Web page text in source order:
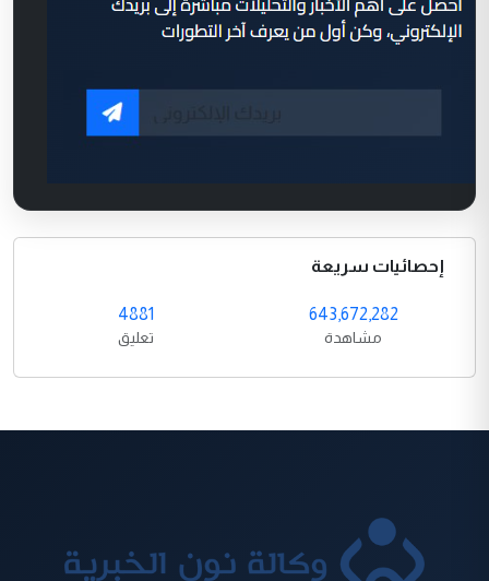
إحصائيات سريعة
643,672,282
مشاهدة
4881
تعليق